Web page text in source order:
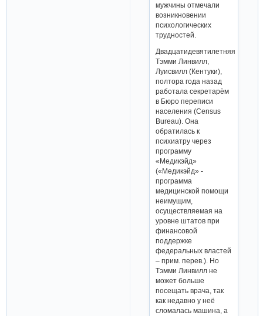
мужчины отмечали
возникновении
психологических
трудностей.
Двадцатидевятилетняя
Тэмми Линвилл,
Луисвилл (Кентуки),
полтора года назад
работала секретарём
в Бюро переписи
населения (Census
Bureau). Она
обратилась к
психиатру через
программу
«Медикэйд»
(«Медикэйд» -
программа
медицинской помощи
неимущим,
осуществляемая на
уровне штатов при
финансовой
поддержке
федеральных властей
– прим. перев.). Но
Тэмми Линвилл не
может больше
посещать врача, так
как недавно у неё
сломалась машина, а